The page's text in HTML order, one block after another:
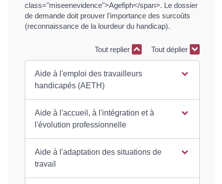
class="miseenevidence">Agefiph</span>. Le dossier
de demande doit prouver l'importance des surcoûts
(reconnaissance de la lourdeur du handicap).
Tout replier Tout déplier
Aide à l'emploi des travailleurs
handicapés (AETH)
Aide à l'accueil, à l'intégration et à
l'évolution professionnelle
Aide à l'adaptation des situations de
travail